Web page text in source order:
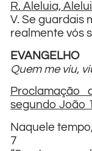
R. Aleluia,
V. Se guardais
realmente vós
EVANGELHO
Quem me viu,
Proclamação
segundo João
Naquele
7